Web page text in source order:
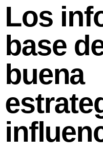
Los
base
buena